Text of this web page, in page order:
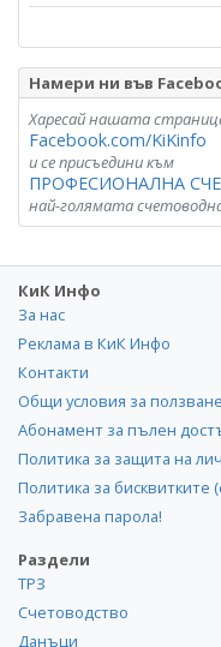
Намери ни във
Харесай нашата
Facebook.com/KiKinfo
и се присъедини към
ПРОФЕСИОНАЛНА
най-голямата
КиК Инфо
За нас
Реклама в КиК Инфо
Контакти
Общи условия за ползване
Абонамент за пълен
Политика за защита на
Политика за бисквитките
Забравена парола!
Раздели
ТРЗ
Счетоводство
Данъци